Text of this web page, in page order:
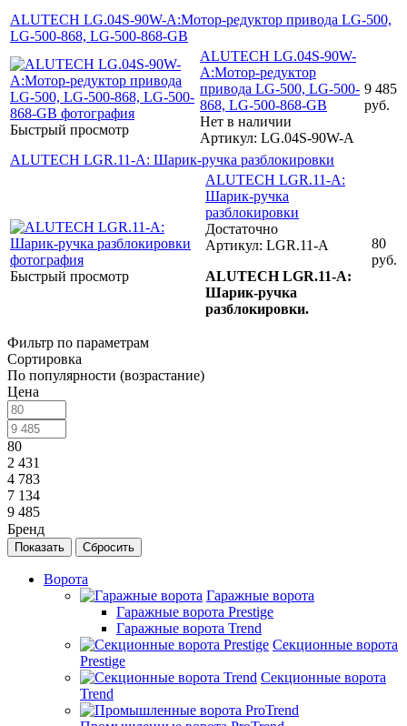
ALUTECH LG.04S-90W-A:Мотор-редуктор привода LG-500,
LG-500-868, LG-500-868-GB
Быстрый просмотр
ALUTECH LG.04S-90W-
A:Мотор-редуктор
привода LG-500, LG-500-
868, LG-500-868-GB
Нет в наличии
Артикул: LG.04S-90W-A
9 485
руб.
ALUTECH LGR.11-A: Шарик-ручка разблокировки
Быстрый просмотр
ALUTECH LGR.11-A:
Шарик-ручка
разблокировки
Достаточно
Артикул: LGR.11-A
ALUTECH LGR.11-A:
Шарик-ручка
разблокировки.
80
руб.
Фильтр по параметрам
Сортировка
По популярности (возрастание)
Цена
80
2 431
4 783
7 134
9 485
Бренд
Сбросить
Ворота
Гаражные ворота
Гаражные ворота Prestige
Гаражные ворота Trend
Секционные ворота
Prestige
Секционные ворота
Trend